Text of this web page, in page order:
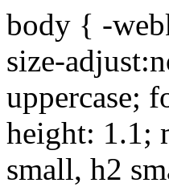
body { -
size-
uppercase;
height: 1.1;
small, h2